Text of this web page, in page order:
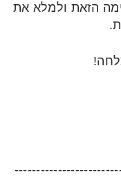
הזאת ולמלא את